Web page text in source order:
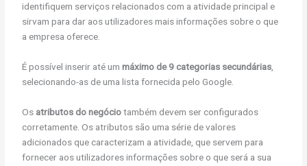
identifiquem serviços relacionados com a atividade principal e
sirvam para dar aos utilizadores mais informações sobre o que
a empresa oferece.
É possível inserir até um máximo de 9 categorias secundárias
selecionando-as de uma lista fornecida pelo Google.
Os atributos do negóciotambém devem ser configurados
corretamente. Os atributos são uma série de valores
adicionados que caracterizam a atividade, que servem para
fornecer aos utilizadores informações sobre o que será a sua